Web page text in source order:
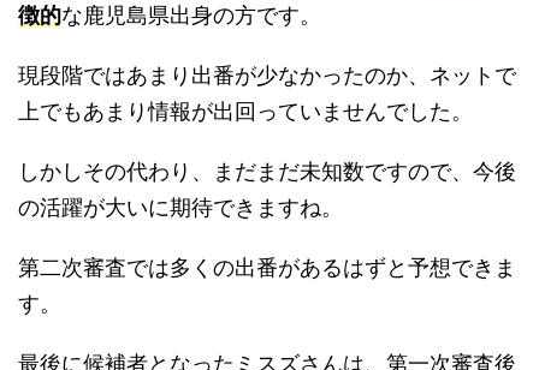
徴的な鹿児島県出身の方です。
現段階ではあまり出番が少なかったのか、ネットで
上でもあまり情報が出回っていませんでした。
しかしその代わり、まだまだ未知数ですので、今後
の活躍が大いに期待できますね。
第二次審査では多くの出番があるはずと予想できま
す。
最後に候補者となったミスズさんは、第一次審査後